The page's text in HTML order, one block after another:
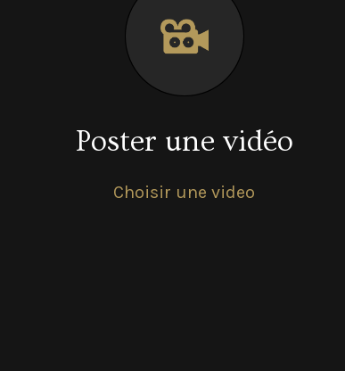
Poster une vidéo
Choisir une video